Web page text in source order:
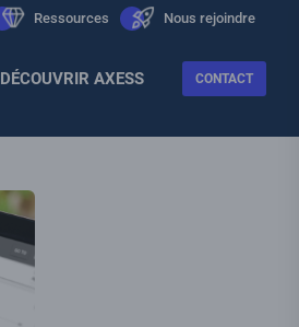
Ressources
icon Nous rejoindre
icon
DÉCOUVRIR AXESS CONTACT